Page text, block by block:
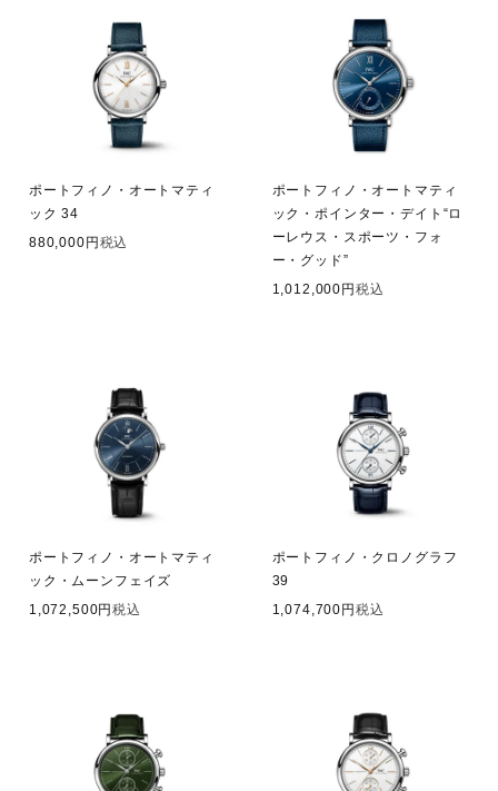
ポートフィノ・オートマティ
ック 34
880,000
税込
ポートフィノ・オートマティ
ック・ポインター・デイト“ロ
ーレウス・スポーツ・フォ
ー・グッド”
1,012,000
税込
ポートフィノ・オートマティ
ック・ムーンフェイズ
1,072,500
税込
ポートフィノ・クロノグラフ
39
1,074,700
税込